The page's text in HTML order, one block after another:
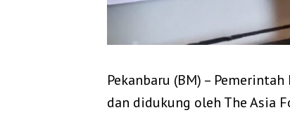
Pekanbaru (BM) –
dan didukung oleh The Asia